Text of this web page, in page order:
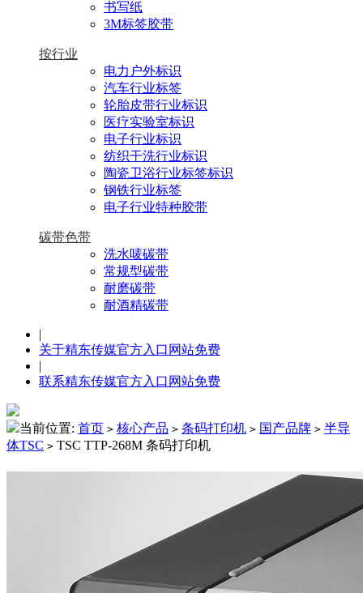
书写纸
3M标签胶带
按行业
电力户外标识
汽车行业标签
轮胎皮带行业标识
医疗实验室标识
电子行业标识
纺织干洗行业标识
陶瓷卫浴行业标签标识
钢铁行业标签
电子行业特种胶带
碳带色带
洗水唛碳带
常规型碳带
耐磨碳带
耐酒精碳带
|
关于精东传媒官方入口网站免费
|
联系精东传媒官方入口网站免费
当前位置: 首页 > 核心产品 > 条码打印机 > 国产品牌 > 半导
体TSC > TSC TTP-268M 条码打印机